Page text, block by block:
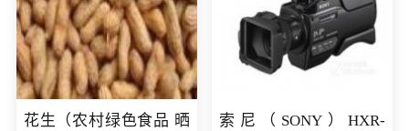
花生（农村绿色食品 晒
索尼（SONY）HXR-